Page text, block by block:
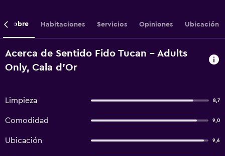
Sobre Habitaciones Servicios Opiniones Ubicación
Acerca de Sentido Fido Tucan - Adults
Only, Cala d'Or
Limpieza 8,7
Comodidad 9,0
Ubicación 9,6